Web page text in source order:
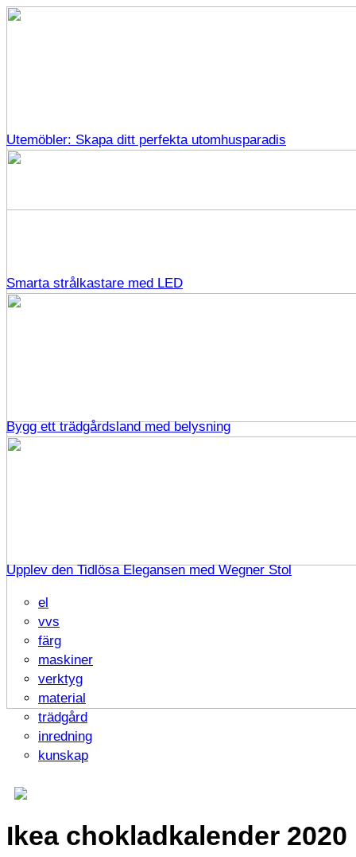
Utemöbler: Skapa ditt perfekta utomhusparadis
Smarta strålkastare med LED
Bygg ett trädgårdsland med belysning
Upplev den Tidlösa Elegansen med Wegner Stol
el
vvs
färg
maskiner
verktyg
material
trädgård
inredning
kunskap
Ikea chokladkalender 2020